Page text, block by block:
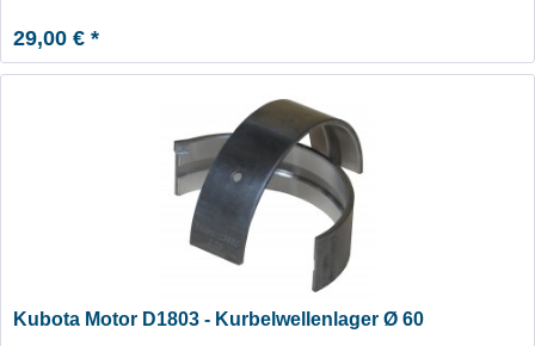
29,00 € *
Kubota Motor D1803 - Kurbelwellenlager Ø 60